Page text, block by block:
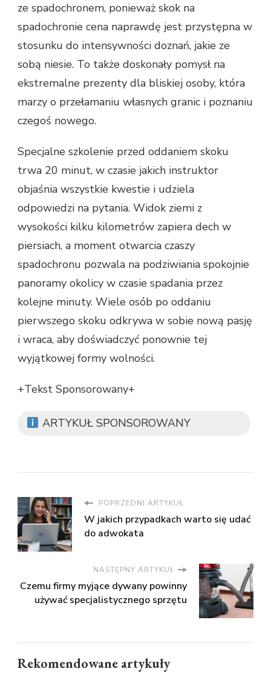
ze spadochronem, ponieważ skok na
spadochronie cena naprawdę jest przystępna w
stosunku do intensywności doznań, jakie ze
sobą niesie. To także doskonały pomysł na
ekstremalne prezenty dla bliskiej osoby, która
marzy o przełamaniu własnych granic i poznaniu
czegoś nowego.
Specjalne szkolenie przed oddaniem skoku
trwa 20 minut, w czasie jakich instruktor
objaśnia wszystkie kwestie i udziela
odpowiedzi na pytania. Widok ziemi z
wysokości kilku kilometrów zapiera dech w
piersiach, a moment otwarcia czaszy
spadochronu pozwala na podziwiania spokojnie
panoramy okolicy w czasie spadania przez
kolejne minuty. Wiele osób po oddaniu
pierwszego skoku odkrywa w sobie nową pasję
i wraca, aby doświadczyć ponownie tej
wyjątkowej formy wolności.
+Tekst Sponsorowany+
ARTYKUŁ SPONSOROWANY
POPRZEDNI ARTYKUŁ
W jakich przypadkach warto się udać
do adwokata
NASTĘPNY ARTYKUŁ
Czemu firmy myjące dywany powinny
używać specjalistycznego sprzętu
Rekomendowane artykuły